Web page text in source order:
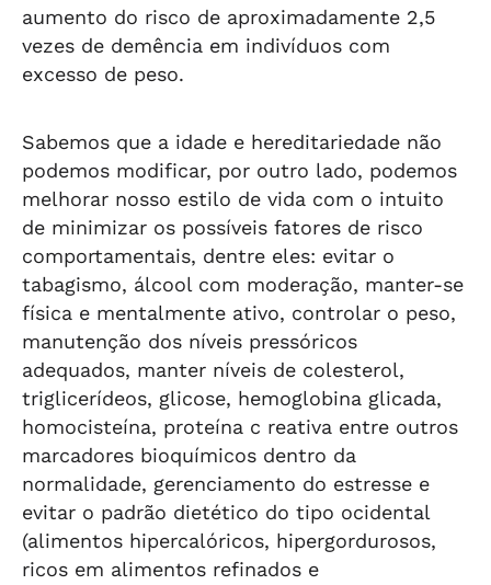
aumento do risco de aproximadamente 2,5
vezes de demência em indivíduos com
excesso de peso.
Sabemos que a idade e hereditariedade não
podemos modificar, por outro lado, podemos
melhorar nosso estilo de vida com o intuito
de minimizar os possíveis fatores de risco
comportamentais, dentre eles: evitar o
tabagismo, álcool com moderação, manter-se
física e mentalmente ativo, controlar o peso,
manutenção dos níveis pressóricos
adequados, manter níveis de colesterol,
triglicerídeos, glicose, hemoglobina glicada,
homocisteína, proteína c reativa entre outros
marcadores bioquímicos dentro da
normalidade, gerenciamento do estresse e
evitar o padrão dietético do tipo ocidental
(alimentos hipercalóricos, hipergordurosos,
ricos em alimentos refinados e